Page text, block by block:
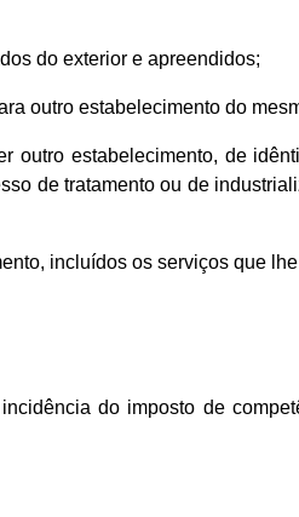
do exterior e apreendidos;
outro estabelecimento do
outro estabelecimento, de
de tratamento ou de
incluídos os serviços que
do imposto de